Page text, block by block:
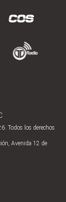
Todos los derechos
Avenida 12 de